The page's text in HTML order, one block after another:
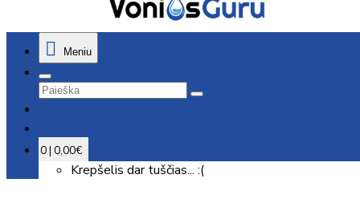
Meniu
0 | 0,00€
Krepšelis dar tuščias... :(